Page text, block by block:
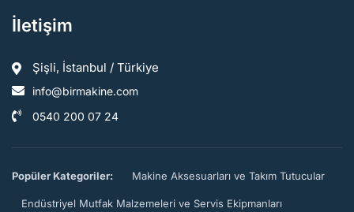
İletişim
Şişli, İstanbul / Türkiye
info@birmakine.com
0540 200 07 24
Popüler Kategoriler: Makine Aksesuarları ve Takım Tutucular
Endüstriyel Mutfak Malzemeleri ve Servis Ekipmanları